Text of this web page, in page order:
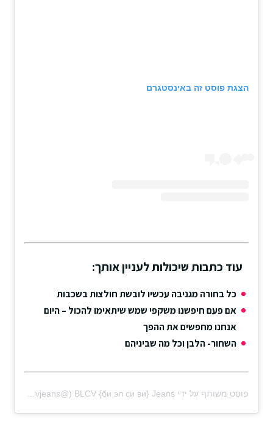
הצגת פוסט זה באינסטגרם
עוד כתבות שיכולות לעניין אותך:
כל בחורה מגניבה עכשיו לובשת חולצות בשכבות
אם פעם חיפשנו משקפי שמש שיתאימו להכול – היום
אנחנו מחפשים את ההפך
השחור- הלבן וכל מה שביניהם
פוסט משותף על ידי ‏‎BLCV {би эл си ви} Jeans‎‏ (@‏‎blcvjeans‎‏)